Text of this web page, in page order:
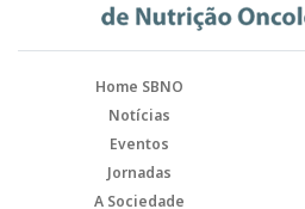
Home SBNO
Notícias
Eventos
Jornadas
A Sociedade